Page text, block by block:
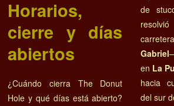
Horarios,
cierre y días
abiertos
¿Cuándo cierra The Donut
Hole y qué días está abierto?
de
Gabriel
en La
hacia
del sur